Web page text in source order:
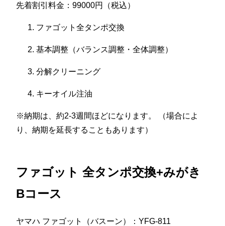
先着割引料金：99000円（税込）
ファゴット全タンポ交換
基本調整（バランス調整・全体調整）
分解クリーニング
キーオイル注油
※納期は、約2-3週間ほどになります。 （場合によ
り、納期を延長することもあります）
ファゴット 全タンポ交換+みがき
Bコース
ヤマハ ファゴット（バスーン）：YFG-811